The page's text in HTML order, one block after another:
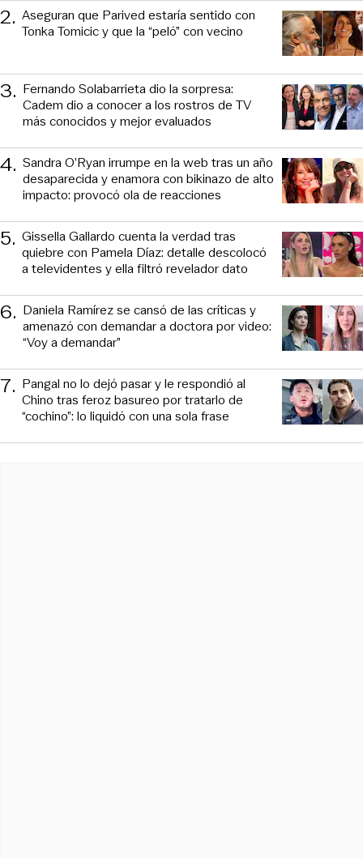
2. Aseguran que Parived estaría sentido con
Tonka Tomicic y que la “peló” con vecino
3. Fernando Solabarrieta dio la sorpresa:
Cadem dio a conocer a los rostros de TV
más conocidos y mejor evaluados
4. Sandra O’Ryan irrumpe en la web tras un año
desaparecida y enamora con bikinazo de alto
impacto: provocó ola de reacciones
5. Gissella Gallardo cuenta la verdad tras
quiebre con Pamela Díaz: detalle descolocó
a televidentes y ella filtró revelador dato
6. Daniela Ramírez se cansó de las críticas y
amenazó con demandar a doctora por video:
“Voy a demandar”
7. Pangal no lo dejó pasar y le respondió al
Chino tras feroz basureo por tratarlo de
“cochino”: lo liquidó con una sola frase